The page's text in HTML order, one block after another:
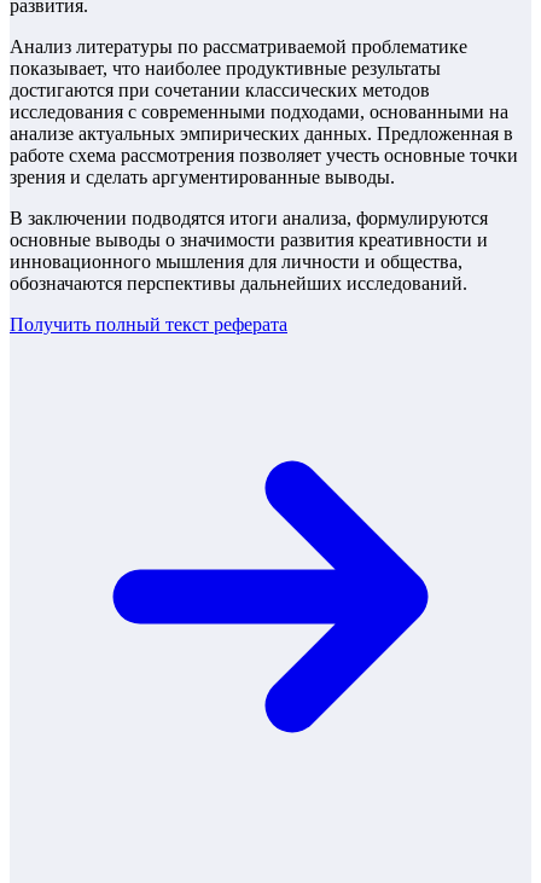
развития.
Анализ литературы по рассматриваемой проблематике
показывает, что наиболее продуктивные результаты
достигаются при сочетании классических методов
исследования с современными подходами, основанными на
анализе актуальных эмпирических данных. Предложенная в
работе схема рассмотрения позволяет учесть основные точки
зрения и сделать аргументированные выводы.
В заключении подводятся итоги анализа, формулируются
основные выводы о значимости развития креативности и
инновационного мышления для личности и общества,
обозначаются перспективы дальнейших исследований.
Получить полный текст реферата